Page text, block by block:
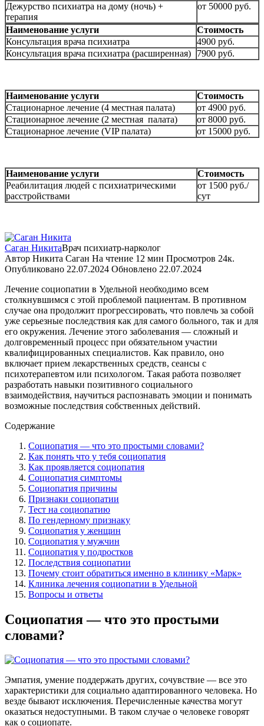
Дежурство психиатра на дому (ночь) +
терапия
от 50000 руб.
Наименование услуги
Стоимость
Консультация врача психиатра
4900 руб.
Консультация врача психиатра (расширенная)
7900 руб.
Наименование услуги
Стоимость
Стационарное лечение (4 местная палата)
от 4900 руб.
Стационарное лечение (2 местная палата)
от 8000 руб.
Стационарное лечение (VIP палата)
от 15000 руб.
Наименование услуги
Стоимость
Реабилитация людей с психиатрическими
расстройствами
от 1500 руб./
сут
Саган НикитаВрач психиатр-нарколог
Автор Никита Саган На чтение 12 мин Просмотров 24к.
Опубликовано 22.07.2024 Обновлено 22.07.2024
Лечение социопатии в Удельной необходимо всем
столкнувшимся с этой проблемой пациентам. В противном
случае она продолжит прогрессировать, что повлечь за собой
уже серьезные последствия как для самого больного, так и для
его окружения. Лечение этого заболевания — сложный и
долговременный процесс при обязательном участии
квалифицированных специалистов. Как правило, оно
включает прием лекарственных средств, сеансы с
психотерапевтом или психологом. Такая работа позволяет
разработать навыки позитивного социального
взаимодействия, научиться распознавать эмоции и понимать
возможные последствия собственных действий.
Содержание
Социопатия — что это простыми словами?
Как понять что у тебя социопатия
Как проявляется социопатия
Социопатия симптомы
Социопатия причины
Признаки социопатии
Тест на социопатию
По гендерному признаку
Социопатия у женщин
Социопатия у мужчин
Социопатия у подростков
Последствия социопатии
Почему стоит обратиться именно в клинику «Марк»
Клиника лечения социопатии в Удельной
Вопросы и ответы
Социопатия — что это простыми
словами?
Эмпатия, умение поддержать других, сочувствие — все это
характеристики для социально адаптированного человека. Но
везде бывают исключения. Перечисленные качества могут
оказаться недоступными. В таком случае о человеке говорят
как о социопате.